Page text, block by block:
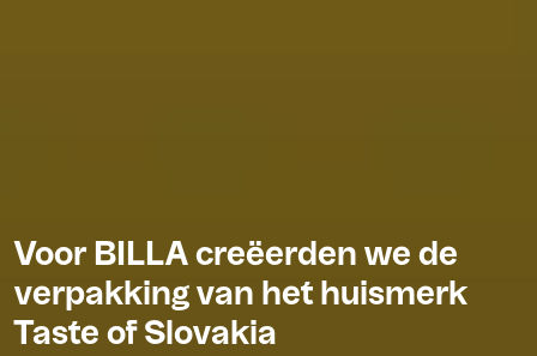
Voor BILLA creëerden we de
verpakking van het huismerk
Taste of Slovakia